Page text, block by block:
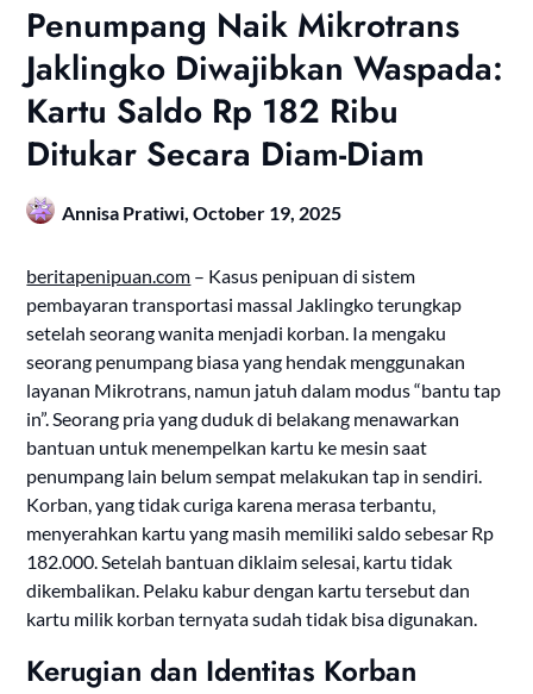
Penumpang Naik Mikrotrans
Jaklingko Diwajibkan Waspada:
Kartu Saldo Rp 182 Ribu
Ditukar Secara Diam-Diam
Annisa Pratiwi,October 19, 2025
beritapenipuan.com – Kasus penipuan di sistem
pembayaran transportasi massal Jaklingko terungkap
setelah seorang wanita menjadi korban. Ia mengaku
seorang penumpang biasa yang hendak menggunakan
layanan Mikrotrans, namun jatuh dalam modus “bantu tap
in”. Seorang pria yang duduk di belakang menawarkan
bantuan untuk menempelkan kartu ke mesin saat
penumpang lain belum sempat melakukan tap in sendiri.
Korban, yang tidak curiga karena merasa terbantu,
menyerahkan kartu yang masih memiliki saldo sebesar Rp
182.000. Setelah bantuan diklaim selesai, kartu tidak
dikembalikan. Pelaku kabur dengan kartu tersebut dan
kartu milik korban ternyata sudah tidak bisa digunakan.
Kerugian dan Identitas Korban